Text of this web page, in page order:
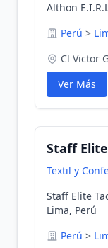
Althon
Perú >
Cl Victor
Ver Más
Staff
Textil y
Staff Elite
Lima, Perú
Perú >